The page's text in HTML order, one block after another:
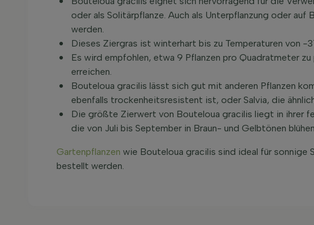
oder als Solitärpflanze. Auch als Unterpflanzung oder
werden.
Dieses Ziergras ist winterhart bis zu Temperaturen von -
Es wird empfohlen, etwa 9 Pflanzen pro Quadratmeter
erreichen.
Bouteloua gracilis lässt sich gut mit anderen Pflanzen
ebenfalls trockenheitsresistent ist, oder Salvia, die
Die größte Zierwert von Bouteloua gracilis liegt in ihrer
die von Juli bis September in Braun- und Gelbtönen
Gartenpflanzen wie Bouteloua gracilis sind ideal für sonnige
bestellt werden.